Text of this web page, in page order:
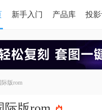
新手入门 产品库 投
版rom